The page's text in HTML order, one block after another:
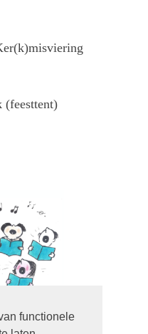
functionele
(feesttent)